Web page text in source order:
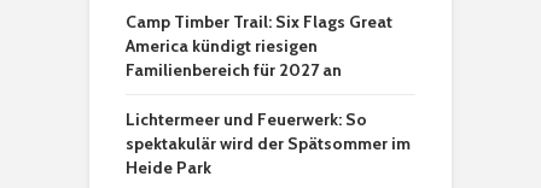
Camp Timber Trail: Six Flags Great
America kündigt riesigen
Familienbereich für 2027 an
Lichtermeer und Feuerwerk: So
spektakulär wird der Spätsommer im
Heide Park